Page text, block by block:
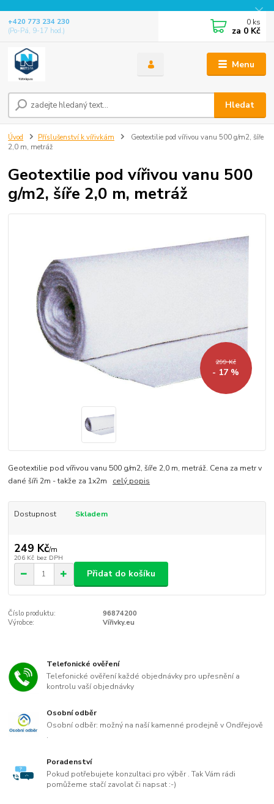
Menu
Hledat
+420 773 234 230
(Po-Pá, 9-17 hod.)
0 ks
za 0 Kč
Úvod Příslušenství k vířivkám
Geotextilie pod vířivou vanu 500 g/m2, šíře
2,0 m, metráž
Geotextilie pod vířivou vanu 500
g/m2, šíře 2,0 m, metráž
299 Kč
- 17 %
Geotextilie pod vířivou vanu 500 g/m2, šíře 2,0 m, metráž. Cena za metr v
dané šíři 2m - takže za 1x2m celý popis
Dostupnost Skladem
249 Kč/m
206 Kč bez DPH
Přidat do košíku
Číslo produktu:
96874200
Výrobce:
Vířivky.eu
Telefonické ověření
Telefonické ověření každé objednávky pro upřesnění a
kontrolu vaší objednávky
Osobní odběr
Osobní odběr: možný na naší kamenné prodejně v Ondřejově
.
Poradenství
Pokud potřebujete konzultaci pro výběr . Tak Vám rádi
pomůžeme stačí zavolat či napsat :-)